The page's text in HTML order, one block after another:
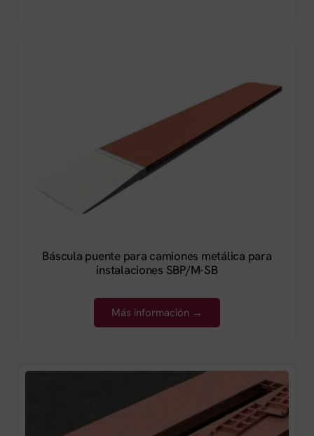
Báscula puente para camiones metálica para
instalaciones SBP/M-SB
Más información →